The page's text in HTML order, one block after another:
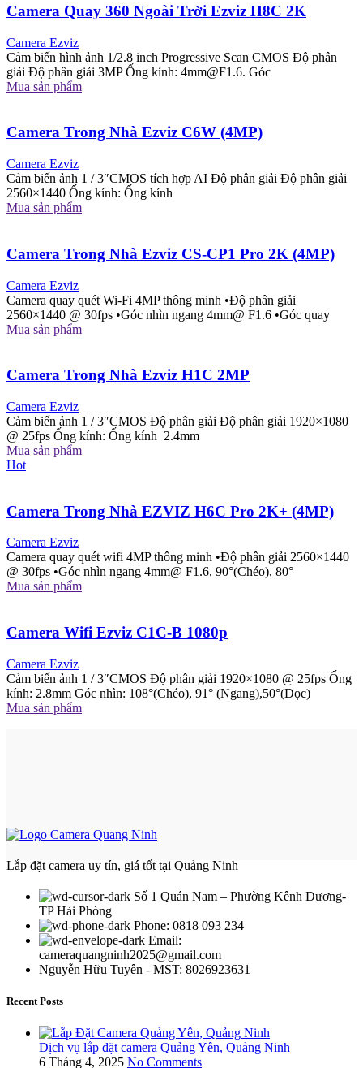
Camera Quay 360 Ngoài Trời Ezviz H8C 2K
Camera Ezviz
Cảm biến hình ảnh 1/2.8 inch Progressive Scan CMOS Độ phân
giải Độ phân giải 3MP Ống kính: 4mm@F1.6. Góc
Mua sản phẩm
Camera Trong Nhà Ezviz C6W (4MP)
Camera Ezviz
Cảm biến ảnh 1 / 3″CMOS tích hợp AI Độ phân giải Độ phân giải
2560×1440 Ống kính: Ống kính
Mua sản phẩm
Camera Trong Nhà Ezviz CS-CP1 Pro 2K (4MP)
Camera Ezviz
Camera quay quét Wi-Fi 4MP thông minh •Độ phân giải
2560×1440 @ 30fps •Góc nhìn ngang 4mm@ F1.6 •Góc quay
Mua sản phẩm
Camera Trong Nhà Ezviz H1C 2MP
Camera Ezviz
Cảm biến ảnh 1 / 3″CMOS Độ phân giải Độ phân giải 1920×1080
@ 25fps Ống kính: Ống kính 2.4mm
Mua sản phẩm
Hot
Camera Trong Nhà EZVIZ H6C Pro 2K+ (4MP)
Camera Ezviz
Camera quay quét wifi 4MP thông minh •Độ phân giải 2560×1440
@ 30fps •Góc nhìn ngang 4mm@ F1.6, 90°(Chéo), 80°
Mua sản phẩm
Camera Wifi Ezviz C1C-B 1080p
Camera Ezviz
Cảm biến ảnh 1 / 3″CMOS Độ phân giải 1920×1080 @ 25fps Ống
kính: 2.8mm Góc nhìn: 108°(Chéo), 91° (Ngang),50°(Dọc)
Mua sản phẩm
Lắp đặt camera uy tín, giá tốt tại Quảng Ninh
Số 1 Quán Nam – Phường Kênh Dương-
TP Hải Phòng
Phone: 0818 093 234
Email:
cameraquangninh2025@gmail.com
Nguyễn Hữu Tuyên - MST: 8026923631
Recent Posts
Dịch vụ lắp đặt camera Quảng Yên, Quảng Ninh
6 Tháng 4, 2025 No Comments